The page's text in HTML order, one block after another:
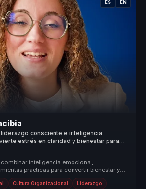
ES EN
consciente e inteligencia
estrés en claridad y bienestar para
combinar inteligencia emocional,
practicas para convertir bienestar y
Cultura Organizacional Liderazgo